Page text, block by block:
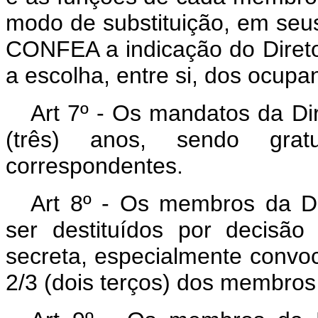
modo de substituição, em
CONFEA a indicação do
a escolha, entre si, dos
Art 7º - Os mandatos da
(três) anos, sendo
correspondentes.
Art 8º - Os membros da
ser destituídos por
secreta, especialmente
2/3 (dois terços) dos